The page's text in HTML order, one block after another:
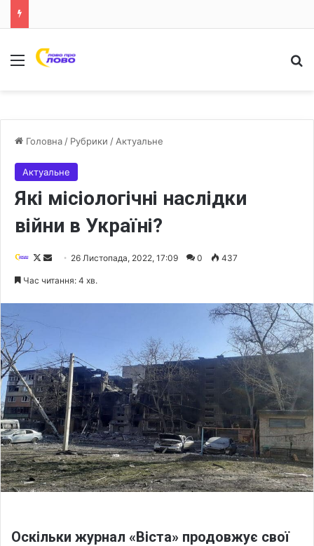
Меню
Головна / Рубрики / Актуальне
Актуальне
Які місіологічні наслідки
війни в Україні?
F
o
n
X
e
m
a
i
l
26 Листопада, 2022, 17:09 0 437
Час читання: 4 хв.
Оскільки журнал «Віста» продовжує свої